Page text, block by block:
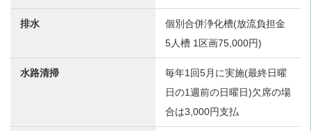
排水
個別合併浄化槽(放流負担金
5人槽 1区画75,000円)
水路清掃
毎年1回5月に実施(最終日曜
日の1週前の日曜日)欠席の場
合は3,000円支払